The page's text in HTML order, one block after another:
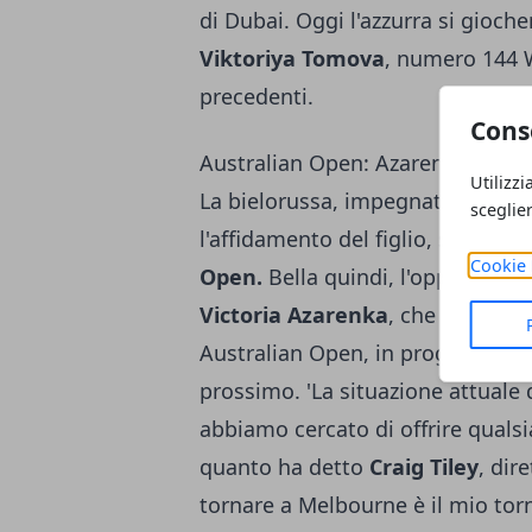
Cookie
di Dubai. Oggi l'azzurra si
Viktoriya Tomova, numero 144
precedenti.
Australian Open: Azarenka in
La bielorussa, impegnata
l'affidamento del figlio, si
Open. Bella quindi,
Victoria Azarenka, che ha
Australian Open, in programma
prossimo. 'La situazione
abbiamo cercato di offrire
quanto ha detto Craig Tiley,
tornare a Melbourne è il mio